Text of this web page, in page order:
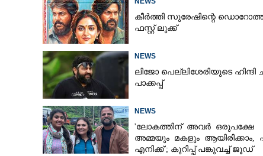
കീർത്തി സുരേഷിന്റെ
ഫസ്റ്റ് ലുക്ക്
NEWS
ലിജോ പെല്ലിശേരിയുടെ ഹിന്ദി
പാക്കപ്പ്
NEWS
'ലോകത്തിന് അവർ ഒരുപക്ഷേ
അമ്മയും മകളും ആയിരിക്കാം,
എനിക്ക്'; കുറിപ്പ് പങ്കുവച്ച് ജൂഡ്